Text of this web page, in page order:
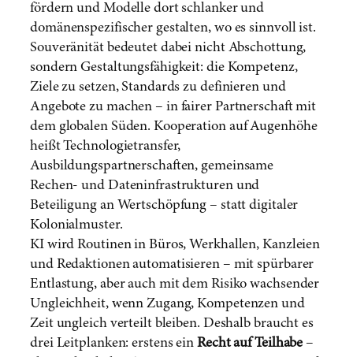
fördern und Modelle dort schlanker und
domänenspezifischer gestalten, wo es sinnvoll ist.
Souveränität bedeutet dabei nicht Abschottung,
sondern Gestaltungsfähigkeit: die Kompetenz,
Ziele zu setzen, Standards zu definieren und
Angebote zu machen – in fairer Partnerschaft mit
dem globalen Süden. Kooperation auf Augenhöhe
heißt Technologietransfer,
Ausbildungspartnerschaften, gemeinsame
Rechen- und Dateninfrastrukturen und
Beteiligung an Wertschöpfung – statt digitaler
Kolonialmuster.
KI wird Routinen in Büros, Werkhallen, Kanzleien
und Redaktionen automatisieren – mit spürbarer
Entlastung, aber auch mit dem Risiko wachsender
Ungleichheit, wenn Zugang, Kompetenzen und
Zeit ungleich verteilt bleiben. Deshalb braucht es
drei Leitplanken: erstens ein Recht auf Teilhabe –